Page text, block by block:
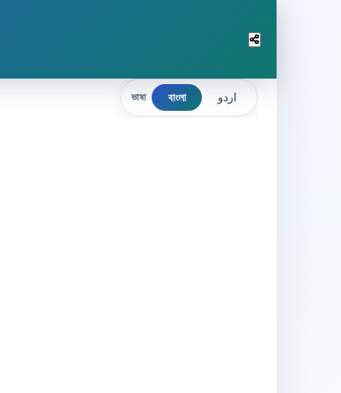
ভাষা বাংলা اردو